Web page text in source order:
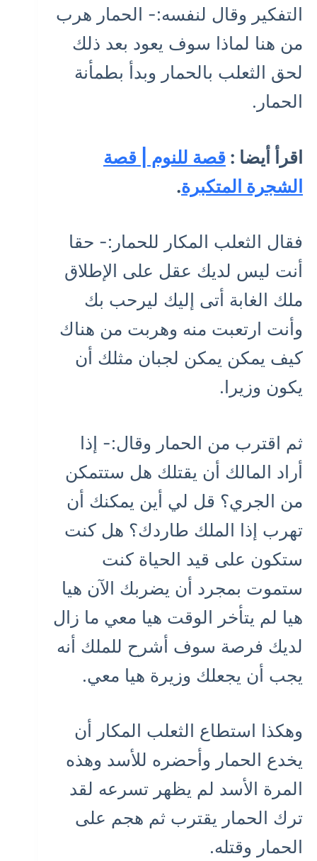
التفكير وقال لنفسه:- الحمار هرب
من هنا لماذا سوف يعود بعد ذلك
لحق الثعلب بالحمار وبدأ بطمأنة
الحمار.
اقرأ أيضا : قصة للنوم | قصة
الشجرة المتكبرة.
فقال الثعلب المكار للحمار:- حقا
أنت ليس لديك عقل على الإطلاق
ملك الغابة أتى إليك ليرحب بك
وأنت ارتعبت منه وهربت من هناك
كيف يمكن يمكن لجبان مثلك أن
يكون وزيرا.
ثم اقترب من الحمار وقال:- إذا
أراد المالك أن يقتلك هل ستتمكن
من الجري؟ قل لي أين يمكنك أن
تهرب إذا الملك طاردك؟ هل كنت
ستكون على قيد الحياة كنت
ستموت بمجرد أن يضربك الآن هيا
هيا لم يتأخر الوقت هيا معي ما زال
لديك فرصة سوف أشرح للملك أنه
يجب أن يجعلك وزيرة هيا معي.
وهكذا استطاع الثعلب المكار أن
يخدع الحمار وأحضره للأسد وهذه
المرة الأسد لم يظهر تسرعه لقد
ترك الحمار يقترب ثم هجم على
الحمار وقتله.